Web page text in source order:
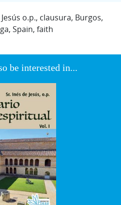
o.p., clausura, Burgos,
Spain, faith
be interested in...